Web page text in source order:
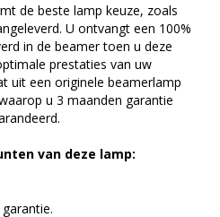
de beste lamp keuze, zoals
U ontvangt een 100%
in de beamer toen u deze
prestaties van uw
uit een originele beamerlamp
u 3 maanden garantie
van deze lamp: